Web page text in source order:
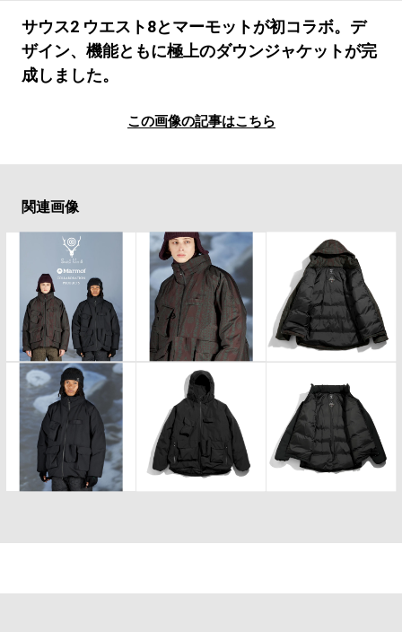
サウス2 ウエスト8とマーモットが初コラボ。デ
ザイン、機能ともに極上のダウンジャケットが完
成しました。
この画像の記事はこちら
関連画像